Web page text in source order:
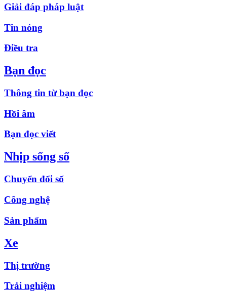
Giải đáp pháp luật
Tin nóng
Điều tra
Bạn đọc
Thông tin từ bạn đọc
Hồi âm
Bạn đọc viết
Nhịp sống số
Chuyển đổi số
Công nghệ
Sản phẩm
Xe
Thị trường
Trải nghiệm